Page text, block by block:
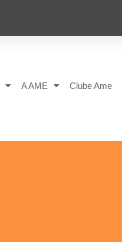
A AME Clube Ame